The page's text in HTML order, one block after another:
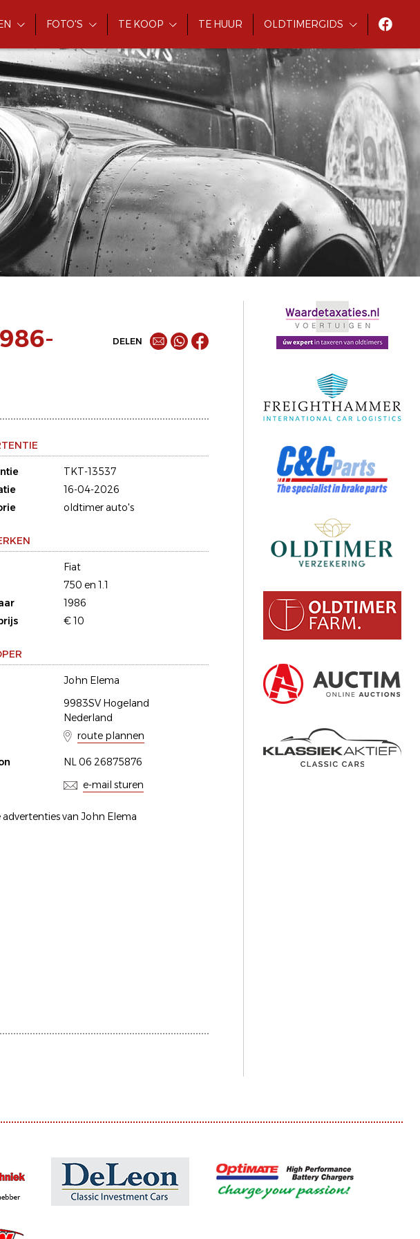
FOTO'S TE KOOP TE HUUR OLDTIMERGIDS
DELEN
TKT-13537
16-04-2026
oldtimer auto's
Fiat
750 en 1.1
1986
€ 10
John Elema
9983SV Hogeland
Nederland
route plannen
NL 06 26875876
e-mail sturen
advertenties van John Elema